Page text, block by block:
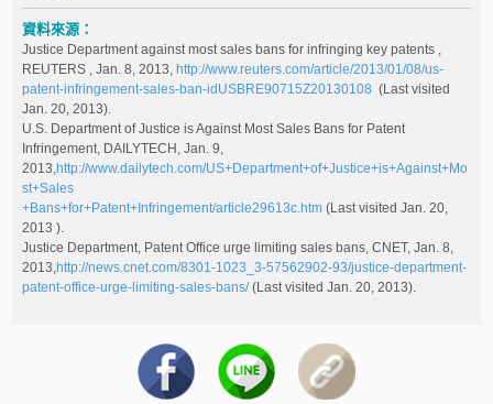
資料來源：
Justice Department against most sales bans for infringing key patents ,
REUTERS , Jan. 8, 2013, http://www.reuters.com/article/2013/01/08/us-
patent-infringement-sales-ban-idUSBRE90715Z20130108 (Last visited
Jan. 20, 2013).
U.S. Department of Justice is Against Most Sales Bans for Patent
Infringement, DAILYTECH, Jan. 9,
2013, http://www.dailytech.com/US+Department+of+Justice+is+Against+Mo
st+Sales
+Bans+for+Patent+Infringement/article29613c.htm (Last visited Jan. 20,
2013 ).
Justice Department, Patent Office urge limiting sales bans, CNET, Jan. 8,
2013, http://news.cnet.com/8301-1023_3-57562902-93/justice-department-
patent-office-urge-limiting-sales-bans/(Last visited Jan. 20, 2013).